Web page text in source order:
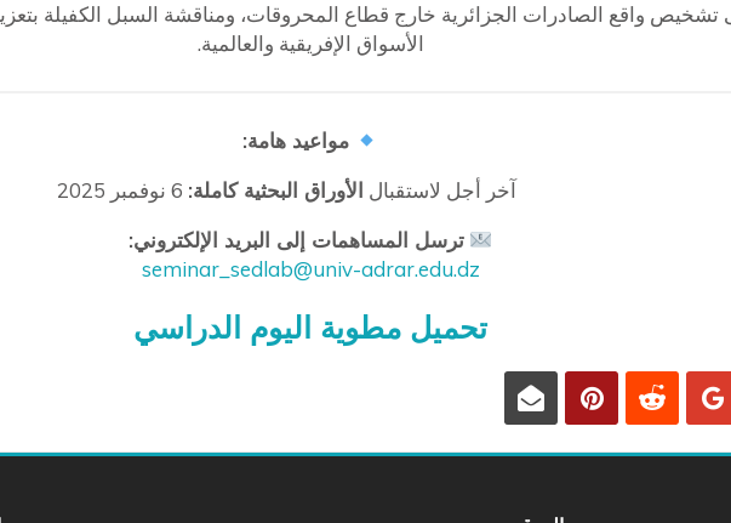
واقع الصادرات الجزائرية خارج قطاع المحروقات، ومناقشة السبل الكفيلة
الأسواق الإفريقية والعالمية.
مواعيد هامة:
آخر أجل لاستقبال الأوراق البحثية كاملة:
ترسل المساهمات إلى البريد الإلكتروني:
seminar_sedlab@univ-adrar.edu.dz
تحميل مطوية اليوم الدراسي